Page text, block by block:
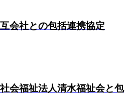
会社との包括連携協定
会福祉法人清水福祉会と包